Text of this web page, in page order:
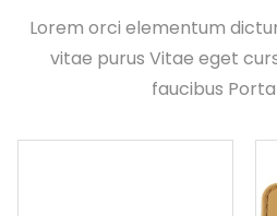
Lorem orci elementum
vitae purus Vitae eget
faucibus